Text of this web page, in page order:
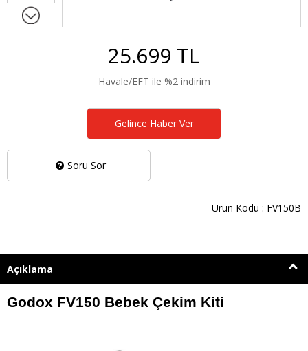
Soru Sor
25.699 TL
Havale/EFT ile %2 indirim
Ürün Kodu : FV150B
Gelince Haber Ver
Açıklama
Godox FV150 Bebek Çekim Kiti